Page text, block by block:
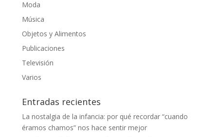
Moda
Música
Objetos y Alimentos
Publicaciones
Televisión
Varios
Entradas recientes
La nostalgia de la infancia: por qué recordar “cuando
éramos chamos” nos hace sentir mejor